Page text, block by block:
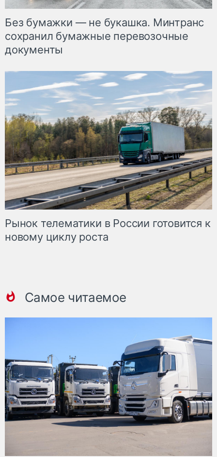
Без бумажки — не букашка. Минтранс
сохранил бумажные перевозочные
документы
Рынок телематики в России готовится к
новому циклу роста
Самое читаемое